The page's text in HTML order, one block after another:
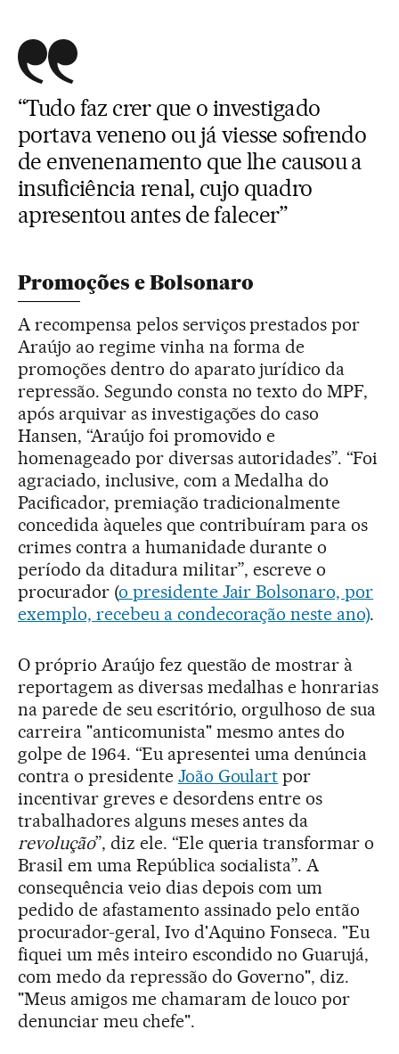
“Tudo faz crer que o investigado
portava veneno ou já viesse sofrendo
de envenenamento que lhe causou a
insuficiência renal, cujo quadro
apresentou antes de falecer”
Promoções e Bolsonaro
A recompensa pelos serviços prestados por
Araújo ao regime vinha na forma de
promoções dentro do aparato jurídico da
repressão. Segundo consta no texto do MPF,
após arquivar as investigações do caso
Hansen, “Araújo foi promovido e
homenageado por diversas autoridades”. “Foi
agraciado, inclusive, com a Medalha do
Pacificador, premiação tradicionalmente
concedida àqueles que contribuíram para os
crimes contra a humanidade durante o
período da ditadura militar”, escreve o
procurador (o presidente Jair Bolsonaro, por
exemplo, recebeu a condecoração neste ano).
O próprio Araújo fez questão de mostrar à
reportagem as diversas medalhas e honrarias
na parede de seu escritório, orgulhoso de sua
carreira "anticomunista" mesmo antes do
golpe de 1964. “Eu apresentei uma denúncia
contra o presidente João Goulart por
incentivar greves e desordens entre os
trabalhadores alguns meses antes da
revolução”, diz ele. “Ele queria transformar o
Brasil em uma República socialista”. A
consequência veio dias depois com um
pedido de afastamento assinado pelo então
procurador-geral, Ivo d'Aquino Fonseca. "Eu
fiquei um mês inteiro escondido no Guarujá,
com medo da repressão do Governo", diz.
"Meus amigos me chamaram de louco por
denunciar meu chefe".